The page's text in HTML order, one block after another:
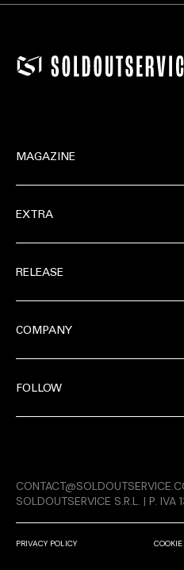
MAGAZINE
EXTRA
RELEASE
COMPANY
FOLLOW
PRIVACY POLICY
SOLDOUTSERVICE S.R.L. | P. IVA